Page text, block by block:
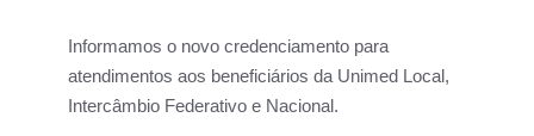
Informamos o novo credenciamento para
atendimentos aos beneficiários da Unimed Local,
Intercâmbio Federativo e Nacional.